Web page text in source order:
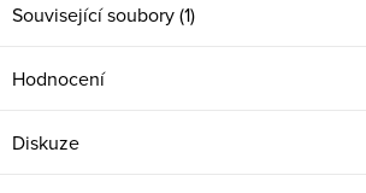
Související soubory (1)
Hodnocení
Diskuze